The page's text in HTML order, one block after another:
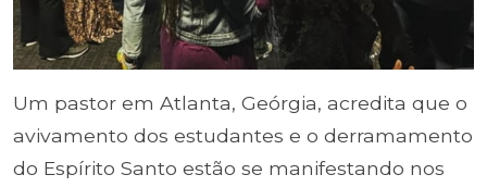
Um pastor em Atlanta, Geórgia, acredita que o
avivamento dos estudantes e o derramamento
do Espírito Santo estão se manifestando nos